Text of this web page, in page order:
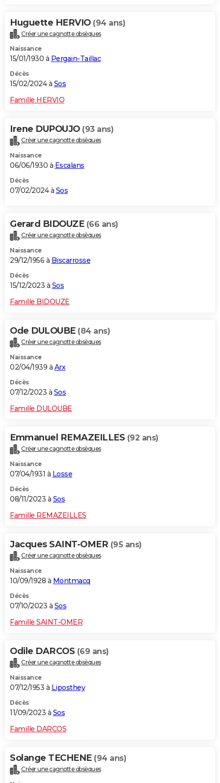
Huguette HERVIO (94 ans)
Créer une cagnotte obsèques
Naissance
15/01/1930 à Pergain-Taillac
Décès
15/02/2024 à Sos
Famille HERVIO
Irene DUPOUJO (93 ans)
Créer une cagnotte obsèques
Naissance
06/06/1930 à Escalans
Décès
07/02/2024 à Sos
Gerard BIDOUZE (66 ans)
Créer une cagnotte obsèques
Naissance
29/12/1956 à Biscarrosse
Décès
15/12/2023 à Sos
Famille BIDOUZE
Ode DULOUBE (84 ans)
Créer une cagnotte obsèques
Naissance
02/04/1939 à Arx
Décès
07/12/2023 à Sos
Famille DULOUBE
Emmanuel REMAZEILLES (92 ans)
Créer une cagnotte obsèques
Naissance
07/04/1931 à Losse
Décès
08/11/2023 à Sos
Famille REMAZEILLES
Jacques SAINT-OMER (95 ans)
Créer une cagnotte obsèques
Naissance
10/09/1928 à Montmacq
Décès
07/10/2023 à Sos
Famille SAINT-OMER
Odile DARCOS (69 ans)
Créer une cagnotte obsèques
Naissance
07/12/1953 à Liposthey
Décès
11/09/2023 à Sos
Famille DARCOS
Solange TECHENE (94 ans)
Créer une cagnotte obsèques